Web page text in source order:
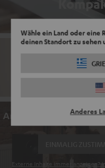
Wähle ein Land oder eine
deinen Standort zu sehen
Anderes
CD Player
An dieser Stelle
Externe Inhalte immer anzeigen?